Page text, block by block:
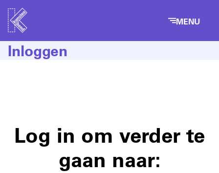
MENU
Inloggen
Log in om verder te
gaan naar: